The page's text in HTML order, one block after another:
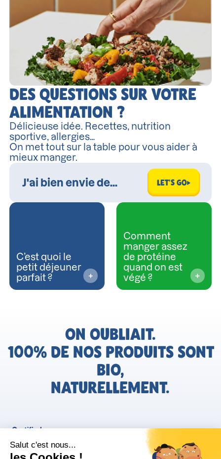
DES QUESTIONS SUR VOTRE
ALIMENTATION ?
Délicieuse idée. Recettes, nutrition
sportive, allergies…
On met tout sur la table pour vous aider à
mieux manger.
LET'S GO
C’est quoi le
petit déjeuner
parfait ?
Comment
manger assez
de protéine
quand on est
végé ?
ON OUBLIAIT.
100% DE NOS PRODUITS SONT
BIO,
NATURELLEMENT.
FR